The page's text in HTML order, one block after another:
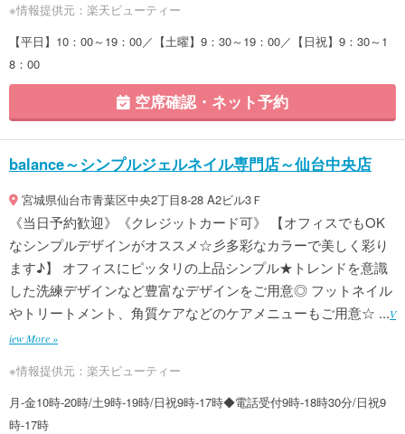
※情報提供元：楽天ビューティー
【平日】10：00～19：00／【土曜】9：30～19：00／【日祝】9：30～1
8：00
空席確認・ネット予約
balance～シンプルジェルネイル専門店～仙台中央店
宮城県仙台市青葉区中央2丁目8-28 A2ビル3Ｆ
《当日予約歓迎》《クレジットカード可》 【オフィスでもOK
なシンプルデザインがオススメ☆彡多彩なカラーで美しく彩り
ます♪】 オフィスにピッタリの上品シンプル★トレンドを意識
した洗練デザインなど豊富なデザインをご用意◎ フットネイル
やトリートメント、角質ケアなどのケアメニューもご用意☆ ...V
iew More »
※情報提供元：楽天ビューティー
月-金10時-20時/土9時-19時/日祝9時-17時◆電話受付9時-18時30分/日祝9
時-17時